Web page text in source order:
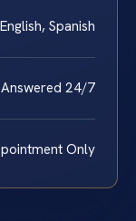
English, Spanish
24/7
Only